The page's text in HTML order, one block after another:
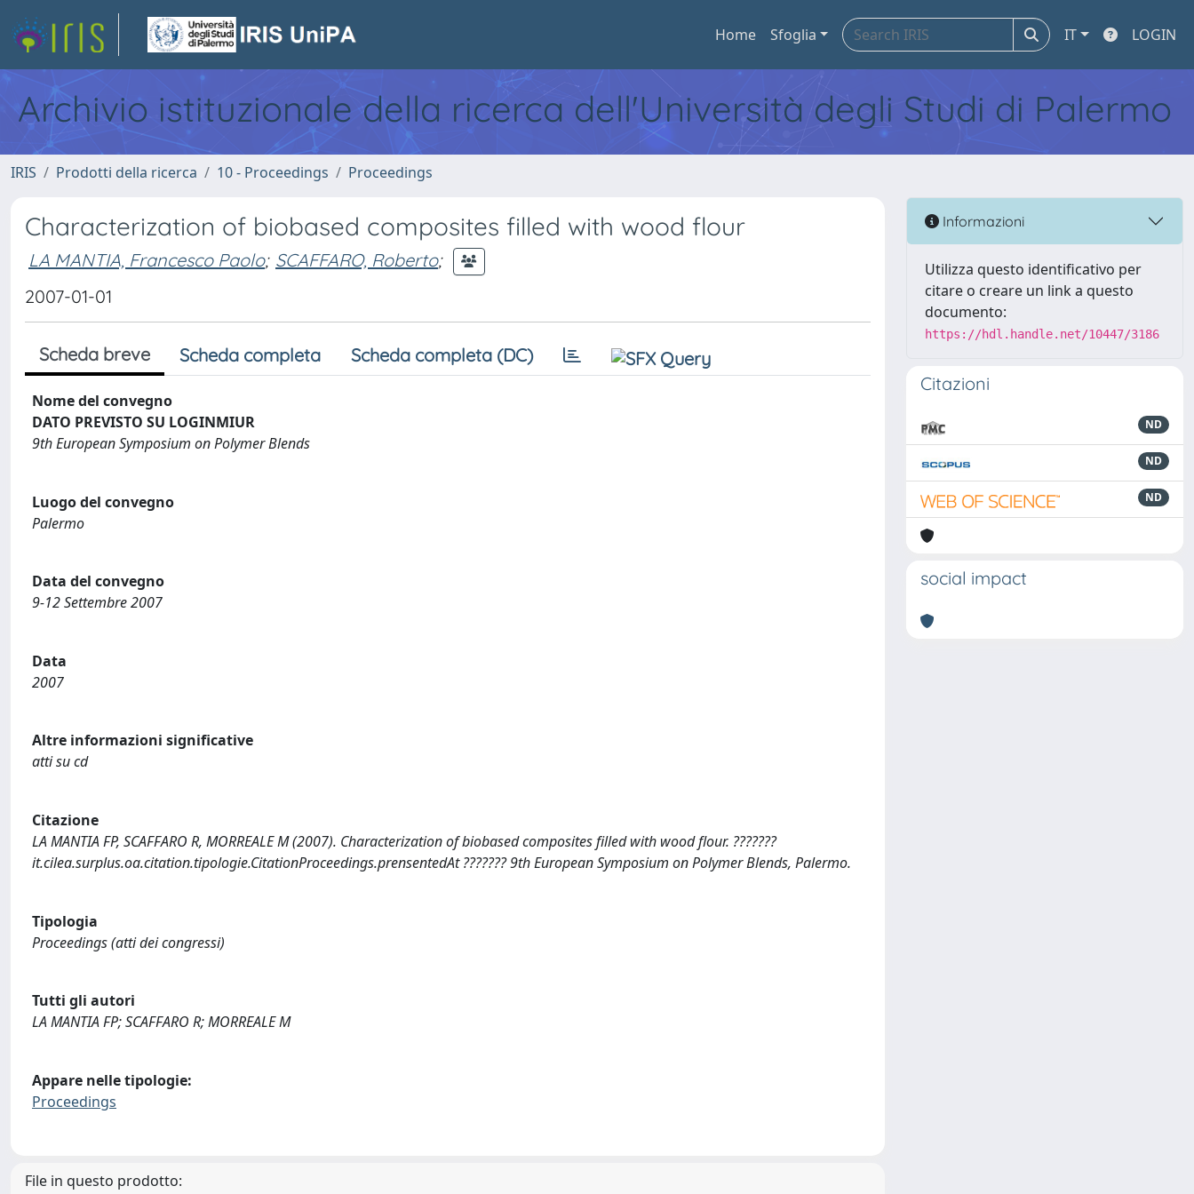
Home Sfoglia IT LOGIN
Archivio istituzionale della ricerca dell'Università degli Studi di Palermo
IRIS Prodotti della ricerca 10 - Proceedings Proceedings
Characterization of biobased composites filled with wood flour
LA MANTIA, Francesco Paolo; SCAFFARO, Roberto;
2007-01-01
Scheda breve Scheda completa Scheda completa (DC)
Nome del convegno
DATO PREVISTO SU LOGINMIUR
9th European Symposium on Polymer Blends
Luogo del convegno
Palermo
Data del convegno
9-12 Settembre 2007
Data
2007
Altre informazioni significative
atti su cd
Citazione
LA MANTIA FP, SCAFFARO R, MORREALE M (2007). Characterization of biobased composites filled with wood flour. ???????
it.cilea.surplus.oa.citation.tipologie.CitationProceedings.prensentedAt ??????? 9th European Symposium on Polymer Blends, Palermo.
Tipologia
Proceedings (atti dei congressi)
Tutti gli autori
LA MANTIA FP; SCAFFARO R; MORREALE M
Appare nelle tipologie:
Proceedings
File in questo prodotto:
Informazioni
Utilizza questo identificativo per
citare o creare un link a questo
documento:
https://hdl.handle.net/10447/3186
Citazioni
ND
ND
ND
social impact